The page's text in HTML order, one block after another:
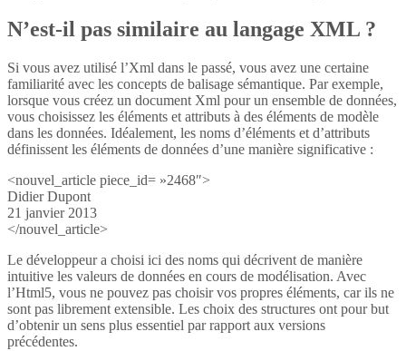
N’est-il pas similaire au langage XML ?
Si vous avez utilisé l’Xml dans le passé, vous avez une certaine
familiarité avec les concepts de balisage sémantique. Par exemple,
lorsque vous créez un document Xml pour un ensemble de données,
vous choisissez les éléments et attributs à des éléments de modèle
dans les données. Idéalement, les noms d’éléments et d’attributs
définissent les éléments de données d’une manière significative :
<nouvel_article piece_id= »2468″>
Didier Dupont
21 janvier 2013
</nouvel_article>
Le développeur a choisi ici des noms qui décrivent de manière
intuitive les valeurs de données en cours de modélisation. Avec
l’Html5, vous ne pouvez pas choisir vos propres éléments, car ils ne
sont pas librement extensible. Les choix des structures ont pour but
d’obtenir un sens plus essentiel par rapport aux versions
précédentes.